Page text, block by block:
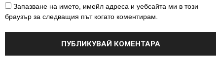
Запазване на името, имейл адреса и уебсайта ми в този
браузър за следващия път когато коментирам.